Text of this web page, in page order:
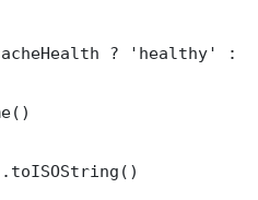
? 'healthy' :